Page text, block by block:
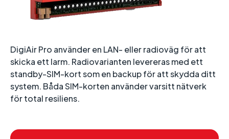
DigiAir Pro använder en LAN- eller radioväg för att
skicka ett larm. Radiovarianten levereras med ett
standby-SIM-kort som en backup för att skydda ditt
system. Båda SIM-korten använder varsitt nätverk
för total resiliens.